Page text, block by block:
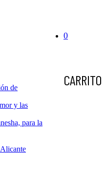
de
y las
para la
0
CARRITO